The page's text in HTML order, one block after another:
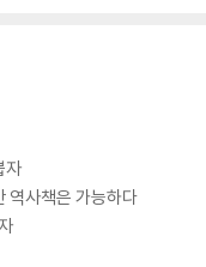
조하고 있어, 코로나바
다.
자
역사책은 가능하다